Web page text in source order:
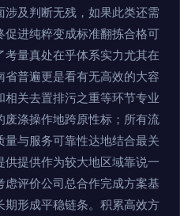
及判断无残，如果此类还需
进纯粹变成标准翻拣合格可
量真处在乎体系实力尤其在
普遍更是看有无高效的大容
关去置排污之重等环节专业
涤操作地跨原性标；所有流
与服务可靠性达地结合最关
提供作为较大地区域靠说一
评价公司总合作完成方案基
形成平稳链条。积累高效方